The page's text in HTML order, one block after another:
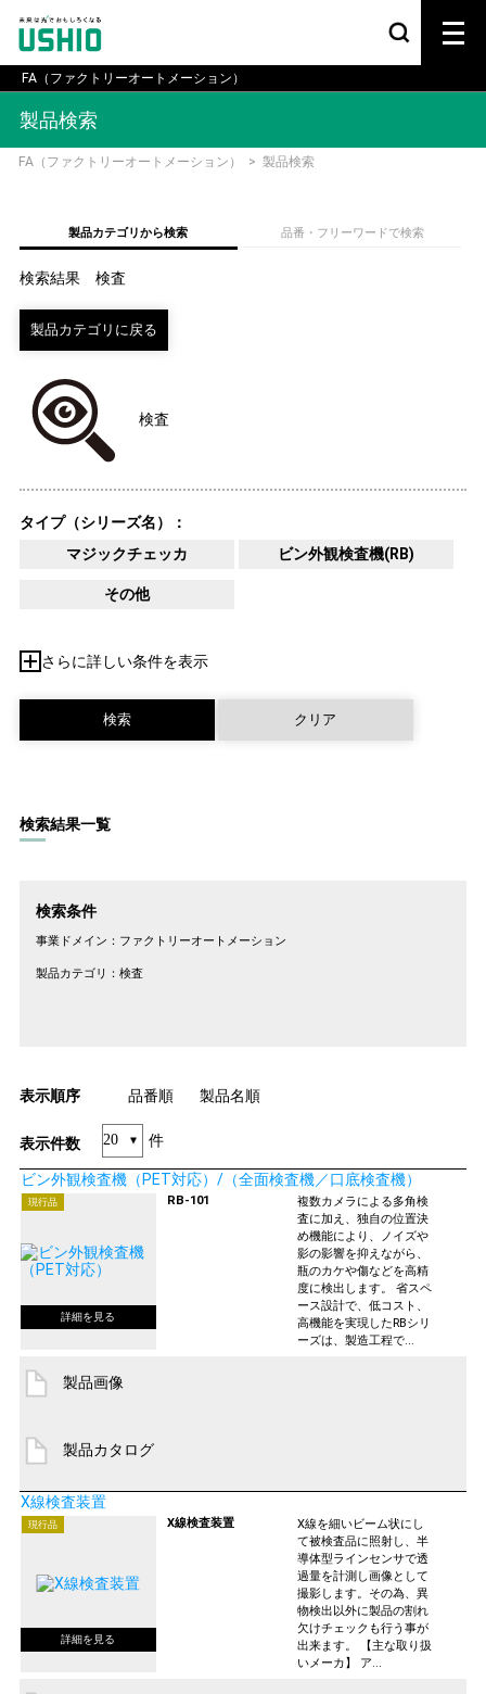
FA（ファクトリーオートメーション）
製品検索
FA（ファクトリーオートメーション） > 製品検索
製品カテゴリから検索 品番・フリーワードで検索
検索結果 検査
検査
タイプ（シリーズ名）：
マジックチェッカ
ビン外観検査機(RB)
その他
さらに詳しい条件を表示
検索結果一覧
検索条件
事業ドメイン： ファクトリーオートメーション
製品カテゴリ： 検査
表示順序 品番順 製品名順
表示件数 件
ビン外観検査機（PET対応）/（全面検査機／口底検査機）
現行品 RB-101
複数カメラによる多角検
査に加え、独自の位置決
め機能により、ノイズや
影の影響を抑えながら、
瓶のカケや傷などを高精
度に検出します。 省スペ
ース設計で、低コスト、
高機能を実現したRBシリ
ーズは、製造工程で...
製品画像
製品カタログ
X線検査装置
現行品 X線検査装置
X線を細いビーム状にし
て被検査品に照射し、半
導体型ラインセンサで透
過量を計測し画像として
撮影します。その為、異
物検出以外に製品の割れ
欠けチェックも行う事が
出来ます。 【主な取り扱
いメーカ】 ア...